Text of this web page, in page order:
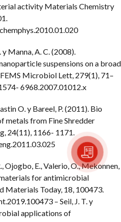
activity Materials Chemistry
y Manna, A. C. (2008).
suspensions on a broad
Microbiol Lett, 279(1), 71–
6968.2007.01012.x
O. y Bareel, P. (2011). Bio
metals from Fine Shredder
24(11), 1166- 1171.
Ojogbo, E., Valerio, O., Mekonnen,
for antimicrobial
Materials Today, 18, 100473.
– Seil, J. T. y
applications of